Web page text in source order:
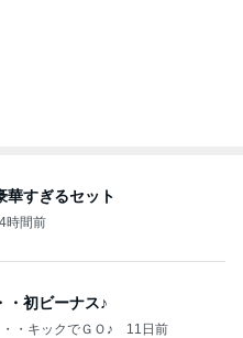
華すぎるセット
時間前
・初ビーナス♪
・キックでＧＯ♪ 11日前